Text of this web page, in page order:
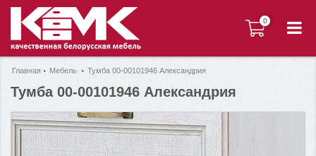
0
0
Главная Мебель Тумба 00-00101946 Александрия
Тумба 00-00101946 Александрия